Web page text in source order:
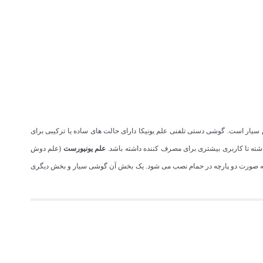
است. گوشی دستی تلفنی علم یونیکا دارای حالت های ساده یا ترکیبی برای
تا کاربری بیشتری برای مصرف کننده داشته باشد. علم یونیورست (علم دوش
به صورت دو پارچه در حمام نصب می شود. یک بخش آن گوشی سیار و بخش دیگری